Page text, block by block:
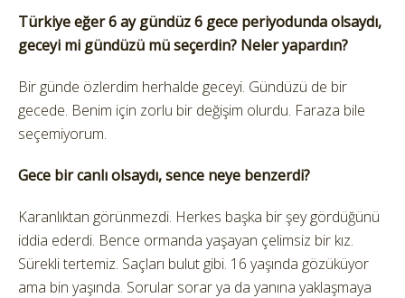
Türkiye eğer 6 ay gündüz 6 gece periyodunda olsaydı,
geceyi mi gündüzü mü seçerdin? Neler yapardın?
Bir günde özlerdim herhalde geceyi. Gündüzü de bir
gecede. Benim için zorlu bir değişim olurdu. Faraza bile
seçemiyorum.
Gece bir canlı olsaydı, sence neye benzerdi?
Karanlıktan görünmezdi. Herkes başka bir şey gördüğünü
iddia ederdi. Bence ormanda yaşayan çelimsiz bir kız.
Sürekli tertemiz. Saçları bulut gibi. 16 yaşında gözüküyor
ama bin yaşında. Sorular sorar ya da yanına yaklaşmaya